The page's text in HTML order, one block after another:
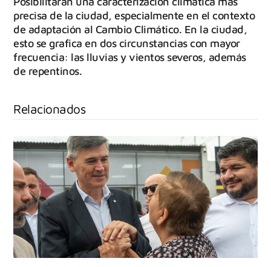
precisa de la ciudad, especialmente en el contexto
de adaptación al Cambio Climático. En la ciudad,
esto se grafica en dos circunstancias con mayor
frecuencia: las lluvias y vientos severos, además
de repentinos.
Relacionados